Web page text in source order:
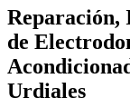
Reparación,
de
Urdiales